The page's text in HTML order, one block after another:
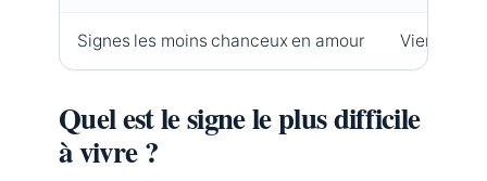
Signes les moins chanceux en amour Vierge,
Quel est le signe le plus difficile
à vivre ?